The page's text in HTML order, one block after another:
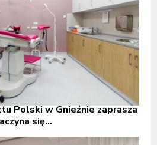
Polski w Gnieźnie zaprasza
się...